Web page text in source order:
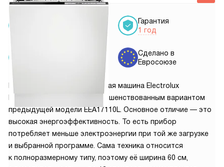
Гарантия
1 год
Сделано в
Евросоюзе
Встраиваемая посудомоечная машина Electrolux
EEA17200L считается усовершенствованным вариантом
предыдущей модели EEA17110L. Основное отличие — это
высокая энергоэффективность. То есть прибор
потребляет меньше электроэнергии при той же загрузке
и выбранной программе. Сама техника относится
к полноразмерному типу, поэтому её ширина 60 см,